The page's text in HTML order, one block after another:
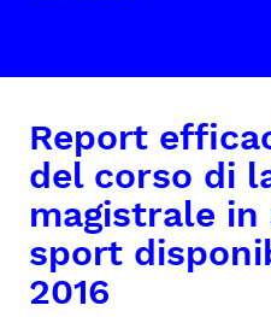
Report
del corso di
magistrale in
sport
2016